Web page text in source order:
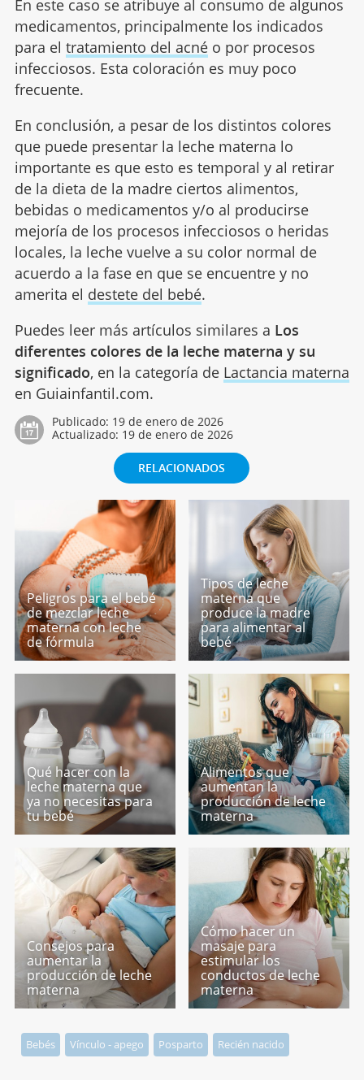
En este caso se atribuye al consumo de algunos
medicamentos, principalmente los indicados
para el tratamiento del acnéo por procesos
infecciosos. Esta coloración es muy poco
frecuente.
En conclusión, a pesar de los distintos colores
que puede presentar la leche materna lo
importante es que esto es temporal y al retirar
de la dieta de la madre ciertos alimentos,
bebidas o medicamentos y/o al producirse
mejoría de los procesos infecciosos o heridas
locales, la leche vuelve a su color normal de
acuerdo a la fase en que se encuentre y no
amerita el destete del bebé.
Puedes leer más artículos similares a Los
diferentes colores de la leche materna y su
significado, en la categoría de Lactancia materna
en Guiainfantil.com.
Publicado: 19 de enero de 2026
Actualizado: 19 de enero de 2026
RELACIONADOS
Peligros para el bebé
de mezclar leche
materna con leche
de fórmula
Tipos de leche
materna que
produce la madre
para alimentar al
bebé
Qué hacer con la
leche materna que
ya no necesitas para
tu bebé
Alimentos que
aumentan la
producción de leche
materna
Consejos para
aumentar la
producción de leche
materna
Cómo hacer un
masaje para
estimular los
conductos de leche
materna
Bebés Vínculo - apego Posparto Recién nacido